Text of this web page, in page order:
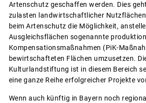
Artenschutz geschaffen werden. Dies
zulasten landwirtschaftlicher
beim Artenschutz die Möglichkeit,
Ausgleichsflächen sogenannte
Kompensationsmaßnahmen (PiK-
bewirtschafteten Flächen umzusetzen.
Kulturlandstiftung ist in diesem Bereich
eine ganze Reihe erfolgreicher Projekte
Wenn auch künftig in Bayern noch